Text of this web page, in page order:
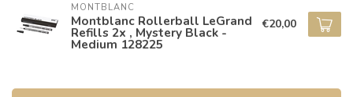
MONTBLANC
Montblanc Rollerball LeGrand
Refills 2x , Mystery Black -
Medium 128225
€20,00